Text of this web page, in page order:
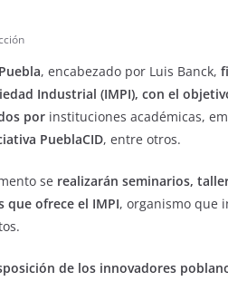
, encabezado por Luis Banck,
Industrial (IMPI), con el
por instituciones académicas,
PueblaCID, entre otros.
se realizarán seminarios,
que ofrece el IMPI, organismo que
de los innovadores